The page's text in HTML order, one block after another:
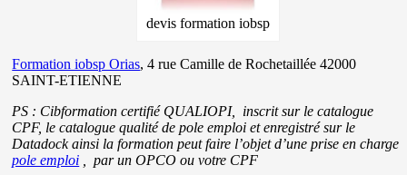
devis formation iobsp
Formation iobsp Orias, 4 rue Camille de Rochetaillée 42000
SAINT-ETIENNE
PS : Cibformation certifié QUALIOPI, inscrit sur le catalogue
CPF, le catalogue qualité de pole emploi et enregistré sur le
Datadock ainsi la formation peut faire l’objet d’une prise en charge
pole emploi , par un OPCO ou votre CPF